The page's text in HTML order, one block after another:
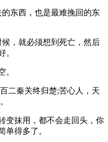
东西，也是最难挽回的东
，就必须想到死亡，然后
。
。
二秦关终归楚;苦心人，天
变抹用，都不会走回头，你
单得多了。